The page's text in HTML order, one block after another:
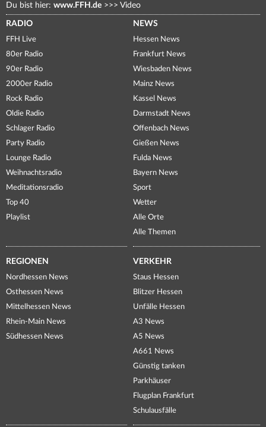
Du bist hier: www.FFH.de >>> Video
RADIO
FFH Live
80er Radio
90er Radio
2000er Radio
Rock Radio
Oldie Radio
Schlager Radio
Party Radio
Lounge Radio
Weihnachtsradio
Meditationsradio
Top 40
Playlist
NEWS
Hessen News
Frankfurt News
Wiesbaden News
Mainz News
Kassel News
Darmstadt News
Offenbach News
Gießen News
Fulda News
Bayern News
Sport
Wetter
Alle Orte
Alle Themen
REGIONEN
Nordhessen News
Osthessen News
Mittelhessen News
Rhein-Main News
Südhessen News
VERKEHR
Staus Hessen
Blitzer Hessen
Unfälle Hessen
A3 News
A5 News
A661 News
Günstig tanken
Parkhäuser
Flugplan Frankfurt
Schulausfälle